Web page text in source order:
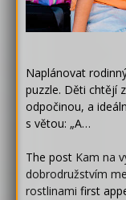
Naplánovat
puzzle. Děti chtějí
odpočinou, a
s větou: „A…
The post Kam na
dobrodružstvím
rostlinami first